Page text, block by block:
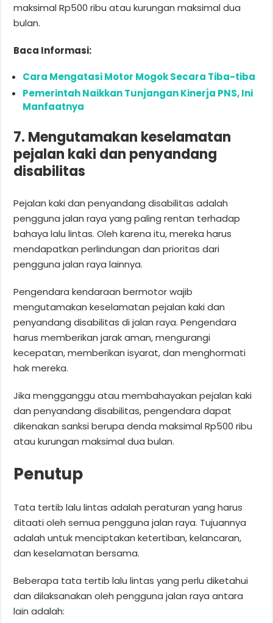
maksimal Rp500 ribu atau kurungan maksimal dua
bulan.
Baca Informasi:
Cara Mengatasi Motor Mogok Secara Tiba-tiba
Pemerintah Naikkan Tunjangan Kinerja PNS, Ini
Manfaatnya
7. Mengutamakan keselamatan
pejalan kaki dan penyandang
disabilitas
Pejalan kaki dan penyandang disabilitas adalah
pengguna jalan raya yang paling rentan terhadap
bahaya lalu lintas. Oleh karena itu, mereka harus
mendapatkan perlindungan dan prioritas dari
pengguna jalan raya lainnya.
Pengendara kendaraan bermotor wajib
mengutamakan keselamatan pejalan kaki dan
penyandang disabilitas di jalan raya. Pengendara
harus memberikan jarak aman, mengurangi
kecepatan, memberikan isyarat, dan menghormati
hak mereka.
Jika mengganggu atau membahayakan pejalan kaki
dan penyandang disabilitas, pengendara dapat
dikenakan sanksi berupa denda maksimal Rp500 ribu
atau kurungan maksimal dua bulan.
Penutup
Tata tertib lalu lintas adalah peraturan yang harus
ditaati oleh semua pengguna jalan raya. Tujuannya
adalah untuk menciptakan ketertiban, kelancaran,
dan keselamatan bersama.
Beberapa tata tertib lalu lintas yang perlu diketahui
dan dilaksanakan oleh pengguna jalan raya antara
lain adalah: